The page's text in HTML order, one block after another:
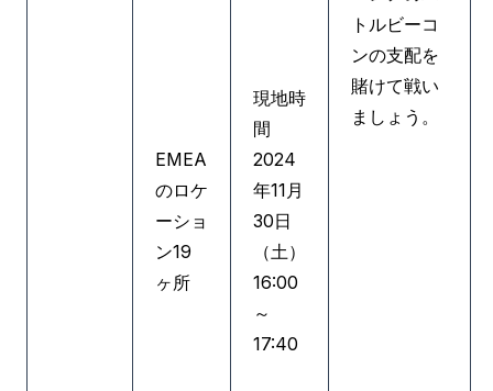
トルビーコ
ンの支配を
賭けて戦い
ましょう。
EMEA
のロケ
ーショ
ン19
ヶ所
現地時
間
2024
年11月
30日
（土）
16:00
～
17:40